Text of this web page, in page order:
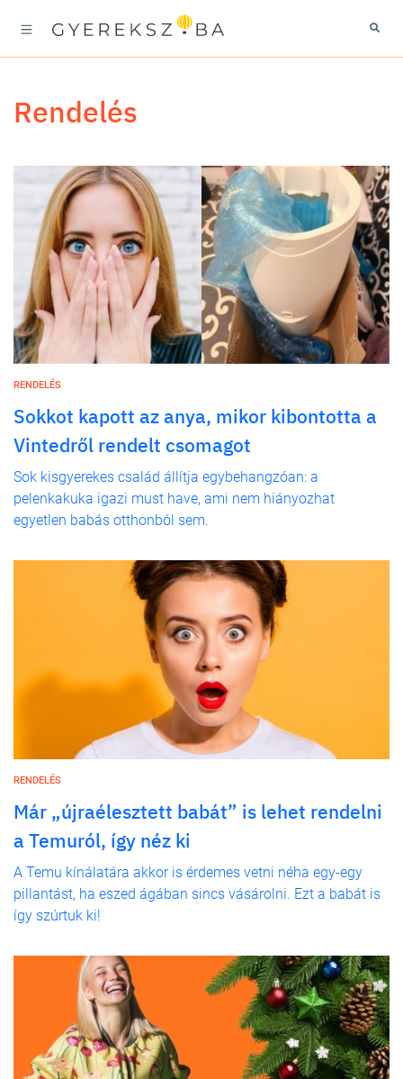
rendelés
RENDELÉS
Sokkot kapott az anya, mikor kibontotta a
Vintedről rendelt csomagot
Sok kisgyerekes család állítja egybehangzóan: a
pelenkakuka igazi must have, ami nem hiányozhat
egyetlen babás otthonból sem.
RENDELÉS
Már „újraélesztett babát” is lehet rendelni
a Temuról, így néz ki
A Temu kínálatára akkor is érdemes vetni néha egy-egy
pillantást, ha eszed ágában sincs vásárolni. Ezt a babát is
így szúrtuk ki!